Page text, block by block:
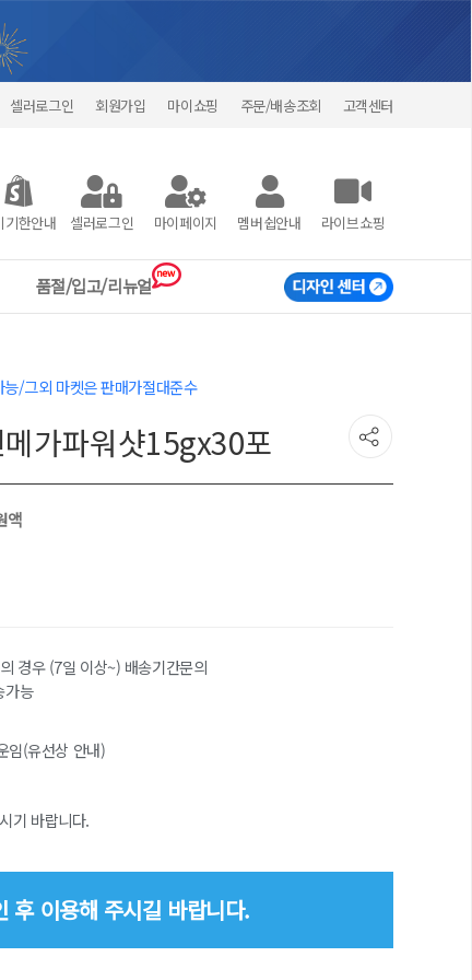
셀러로그인 회원가입 마이쇼핑 주문/배송조회 고객센터
기한안내 셀러로그인 마이페이지 멤버쉽안내 라이브쇼핑
품절/입고/리뉴얼
new
/그외 마켓은 판매가절대준수
가파워샷15gx30포
액
경우 (7일 이상~) 배송기간문의
가능
임(유선상 안내)
기 바랍니다.
후 이용해 주시길 바랍니다.